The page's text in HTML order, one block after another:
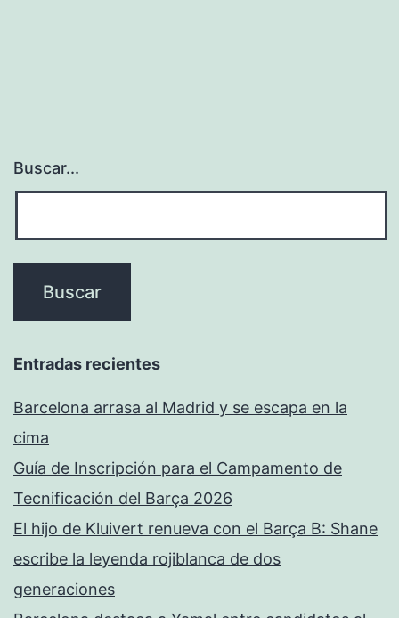
Buscar...
Entradas recientes
Barcelona arrasa al Madrid y se escapa en la
cima
Guía de Inscripción para el Campamento de
Tecnificación del Barça 2026
El hijo de Kluivert renueva con el Barça B: Shane
escribe la leyenda rojiblanca de dos
generaciones